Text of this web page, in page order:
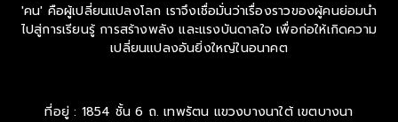
'คน' คือผู้เปลี่ยนแปลงโลก เราจึงเชื่อมั่นว่าเรื่องราวของผู้คนย่อมนำ
ไปสู่การเรียนรู้ การสร้างพลัง และแรงบันดาลใจ เพื่อก่อให้เกิดความ
เปลี่ยนแปลงอันยิ่งใหญ่ในอนาคต
ที่อยู่ : 1854 ชั้น 6 ถ. เทพรัตน แขวงบางนาใต้ เขตบางนา